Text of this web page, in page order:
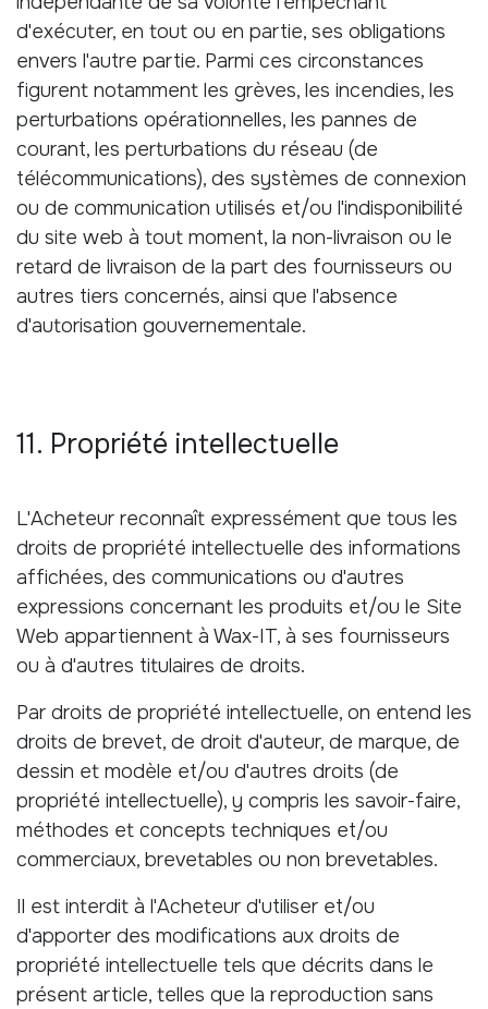
d'exécuter, en tout ou en partie, ses obligations
envers l'autre partie. Parmi ces circonstances
figurent notamment les grèves, les incendies, les
perturbations opérationnelles, les pannes de
courant, les perturbations du réseau (de
télécommunications), des systèmes de connexion
ou de communication utilisés et/ou l'indisponibilité
du site web à tout moment, la non-livraison ou le
retard de livraison de la part des fournisseurs ou
autres tiers concernés, ainsi que l'absence
d'autorisation gouvernementale.
11. Propriété intellectuelle
L'Acheteur reconnaît expressément que tous les
droits de propriété intellectuelle des informations
affichées, des communications ou d'autres
expressions concernant les produits et/ou le Site
Web appartiennent à Wax-IT, à ses fournisseurs
ou à d'autres titulaires de droits.
Par droits de propriété intellectuelle, on entend les
droits de brevet, de droit d'auteur, de marque, de
dessin et modèle et/ou d'autres droits (de
propriété intellectuelle), y compris les savoir-faire,
méthodes et concepts techniques et/ou
commerciaux, brevetables ou non brevetables.
Il est interdit à l'Acheteur d'utiliser et/ou
d'apporter des modifications aux droits de
propriété intellectuelle tels que décrits dans le
présent article, telles que la reproduction sans